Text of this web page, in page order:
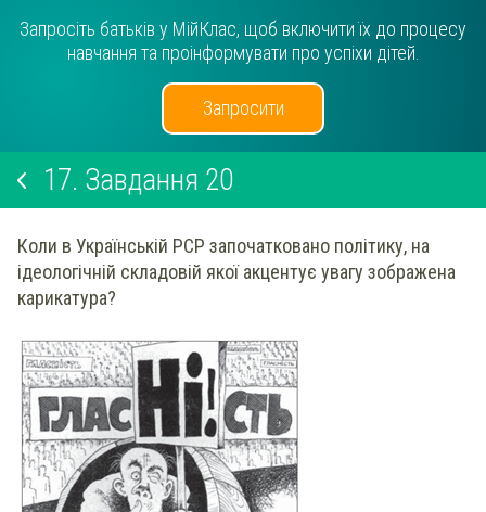
Запросіть батьків у МійКлас, щоб включити їх до процесу
навчання та проінформувати про успіхи дітей.
Запросити
17. Завдання 20
Коли в Українській РСР започатковано політику, на
ідеологічній складовій якої акцентує увагу зображена
карикатура?